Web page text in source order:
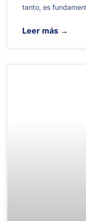
tanto, es
Leer más →